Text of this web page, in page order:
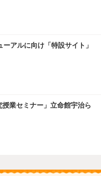
アルに向け「特設サイト」
業セミナー」立命館宇治ら